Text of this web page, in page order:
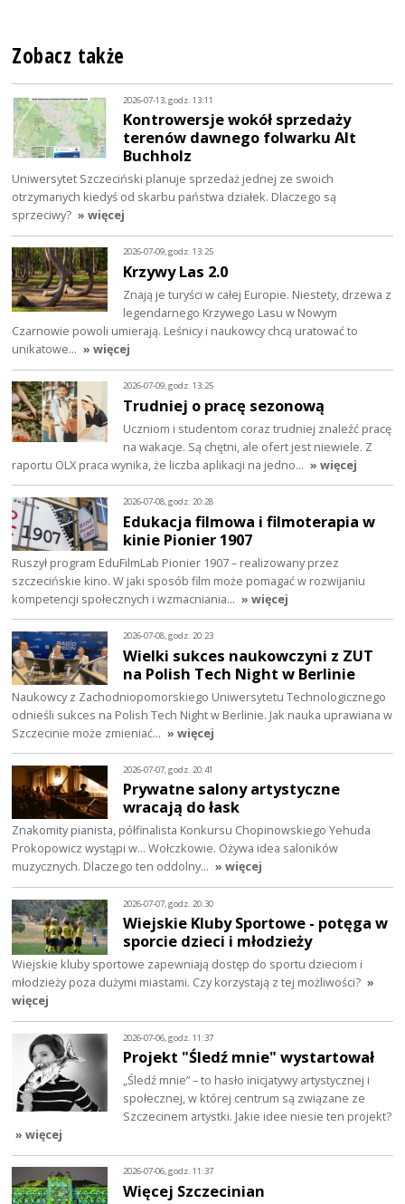
Zobacz także
2026-07-13, godz. 13:11
Kontrowersje wokół sprzedaży
terenów dawnego folwarku Alt
Buchholz
Uniwersytet Szczeciński planuje sprzedaż jednej ze swoich
otrzymanych kiedyś od skarbu państwa działek. Dlaczego są
sprzeciwy? » więcej
2026-07-09, godz. 13:25
Krzywy Las 2.0
Znają je turyści w całej Europie. Niestety, drzewa z
legendarnego Krzywego Lasu w Nowym
Czarnowie powoli umierają. Leśnicy i naukowcy chcą uratować to
unikatowe… » więcej
2026-07-09, godz. 13:25
Trudniej o pracę sezonową
Uczniom i studentom coraz trudniej znaleźć pracę
na wakacje. Są chętni, ale ofert jest niewiele. Z
raportu OLX praca wynika, że liczba aplikacji na jedno… » więcej
2026-07-08, godz. 20:28
Edukacja filmowa i filmoterapia w
kinie Pionier 1907
Ruszył program EduFilmLab Pionier 1907 – realizowany przez
szczecińskie kino. W jaki sposób film może pomagać w rozwijaniu
kompetencji społecznych i wzmacniania… » więcej
2026-07-08, godz. 20:23
Wielki sukces naukowczyni z ZUT
na Polish Tech Night w Berlinie
Naukowcy z Zachodniopomorskiego Uniwersytetu Technologicznego
odnieśli sukces na Polish Tech Night w Berlinie. Jak nauka uprawiana w
Szczecinie może zmieniać… » więcej
2026-07-07, godz. 20:41
Prywatne salony artystyczne
wracają do łask
Znakomity pianista, półfinalista Konkursu Chopinowskiego Yehuda
Prokopowicz wystąpi w… Wołczkowie. Ożywa idea saloników
muzycznych. Dlaczego ten oddolny… » więcej
2026-07-07, godz. 20:30
Wiejskie Kluby Sportowe - potęga w
sporcie dzieci i młodzieży
Wiejskie kluby sportowe zapewniają dostęp do sportu dzieciom i
młodzieży poza dużymi miastami. Czy korzystają z tej możliwości? »
więcej
2026-07-06, godz. 11:37
Projekt "Śledź mnie" wystartował
„Śledź mnie” – to hasło inicjatywy artystycznej i
społecznej, w której centrum są związane ze
Szczecinem artystki. Jakie idee niesie ten projekt?
» więcej
2026-07-06, godz. 11:37
Więcej Szczecinian